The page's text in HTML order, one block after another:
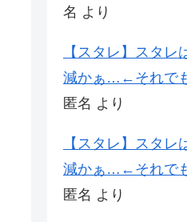
名 より
【スタレ】スタ
減かぁ…←それで
匿名 より
【スタレ】スタ
減かぁ…←それで
匿名 より